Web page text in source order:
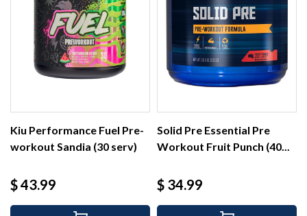
Kiu Performance Fuel Pre-
workout Sandia (30 serv)
Precio
$ 43.99
Solid Pre Essential Pre
Workout Fruit Punch (40...
Precio
$ 34.99